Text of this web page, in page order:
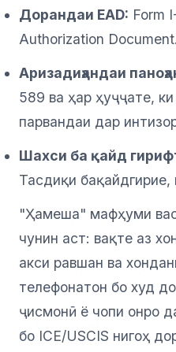
Дорандаи EAD: Form
Authorization Document.
Аризадиҳандаи
589 ва ҳар ҳуҷҷате,
парвандаи дар
Шахси ба қайд
Тасдиқи бақайдгирие,
"Ҳамеша" мафҳуми
чунин аст: вақте аз
акси равшан ва
телефонатон бо худ
ҷисмонӣ ё чопи онро
бо ICE/USCIS нигоҳ